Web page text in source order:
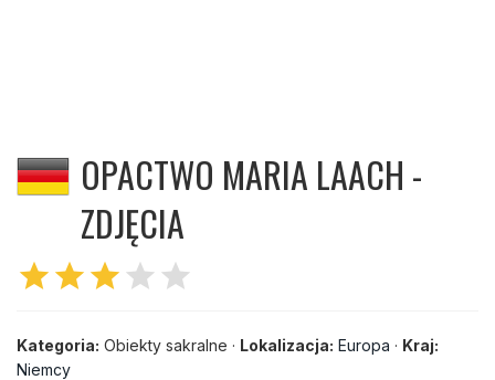
OPACTWO MARIA LAACH -
ZDJĘCIA
starstarstar star star
Kategoria: Obiekty sakralne · Lokalizacja: Europa · Kraj:
Niemcy